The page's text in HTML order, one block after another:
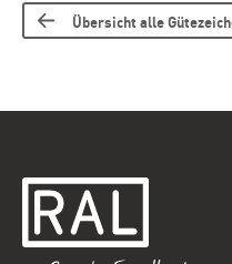
Übersicht alle